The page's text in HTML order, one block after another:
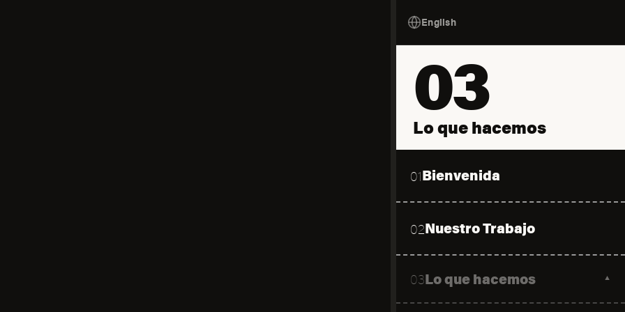
English
03
Lo que hacemos
01Bienvenida
02Nuestro Trabajo
03Lo que hacemos ▼